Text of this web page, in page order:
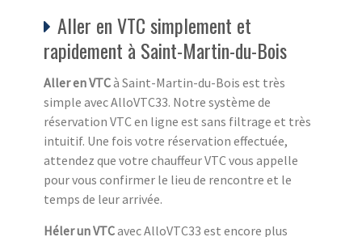
Aller en VTC simplement et
rapidement à Saint-Martin-du-Bois
Aller en VTCà Saint-Martin-du-Bois est très
simple avec AlloVTC33. Notre système de
réservation VTC en ligne est sans filtrage et très
intuitif. Une fois votre réservation effectuée,
attendez que votre chauffeur VTC vous appelle
pour vous confirmer le lieu de rencontre et le
temps de leur arrivée.
Héler un VTCavec AlloVTC33 est encore plus